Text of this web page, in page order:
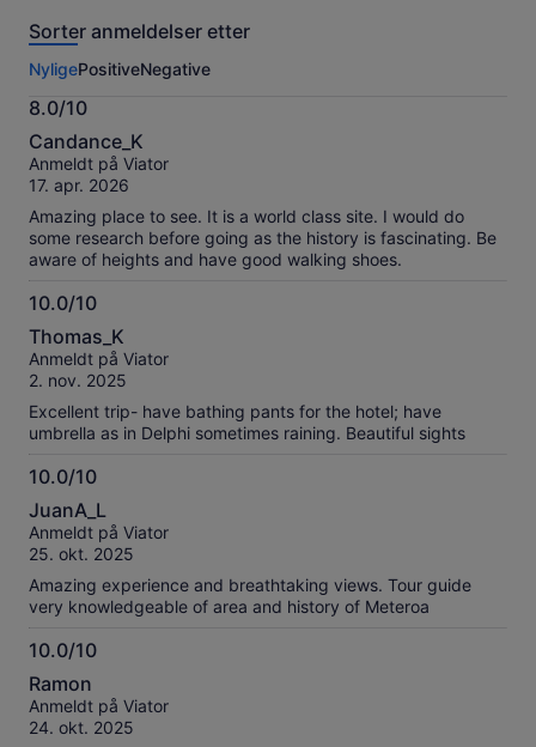
av
opplevelsen.
Mer
informasjon
om
våre
verifiserte
Sorter anmeldelser etter
NyligePositiveNegative
8.0/10
8.0
av
10
Candance_K
Anmeldt på Viator
17. apr. 2026
Amazing place to see. It is a world class site. I would do
some research before going as the history is fascinating. Be
aware of heights and have good walking shoes.
10.0/10
10.0
av
10
Thomas_K
Anmeldt på Viator
2. nov. 2025
Excellent trip- have bathing pants for the hotel; have
umbrella as in Delphi sometimes raining. Beautiful sights
10.0/10
10.0
av
10
JuanA_L
Anmeldt på Viator
25. okt. 2025
Amazing experience and breathtaking views. Tour guide
very knowledgeable of area and history of Meteroa
10.0/10
10.0
av
10
Ramon
Anmeldt på Viator
24. okt. 2025